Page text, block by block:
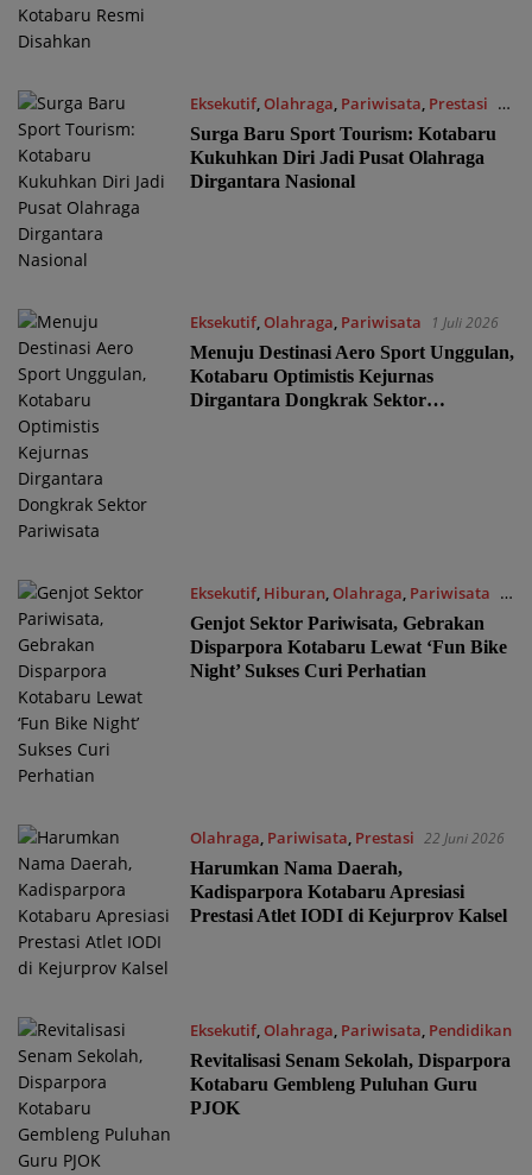
Eksekutif, Olahraga, Pariwisata, Prestasi 1
Juli 2026
Surga Baru Sport Tourism: Kotabaru
Kukuhkan Diri Jadi Pusat Olahraga
Dirgantara Nasional
Eksekutif, Olahraga, Pariwisata
1 Juli 2026
Menuju Destinasi Aero Sport Unggulan,
Kotabaru Optimistis Kejurnas
Dirgantara Dongkrak Sektor
Eksekutif, Hiburan, Olahraga, Pariwisata 1
Juli 2026
Genjot Sektor Pariwisata, Gebrakan
Disparpora Kotabaru Lewat ‘Fun Bike
Night’ Sukses Curi Perhatian
Olahraga, Pariwisata, Prestasi 22 Juni 2026
Harumkan Nama Daerah,
Kadisparpora Kotabaru Apresiasi
Prestasi Atlet IODI di Kejurprov Kalsel
Eksekutif, Olahraga, Pariwisata, Pendidikan
15 Juni 2026
Revitalisasi Senam Sekolah, Disparpora
Kotabaru Gembleng Puluhan Guru
PJOK